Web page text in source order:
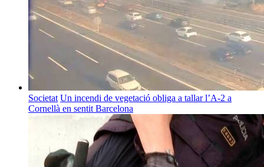
Societat Un incendi de vegetació obliga a tallar l’A-2 a
Cornellà en sentit Barcelona